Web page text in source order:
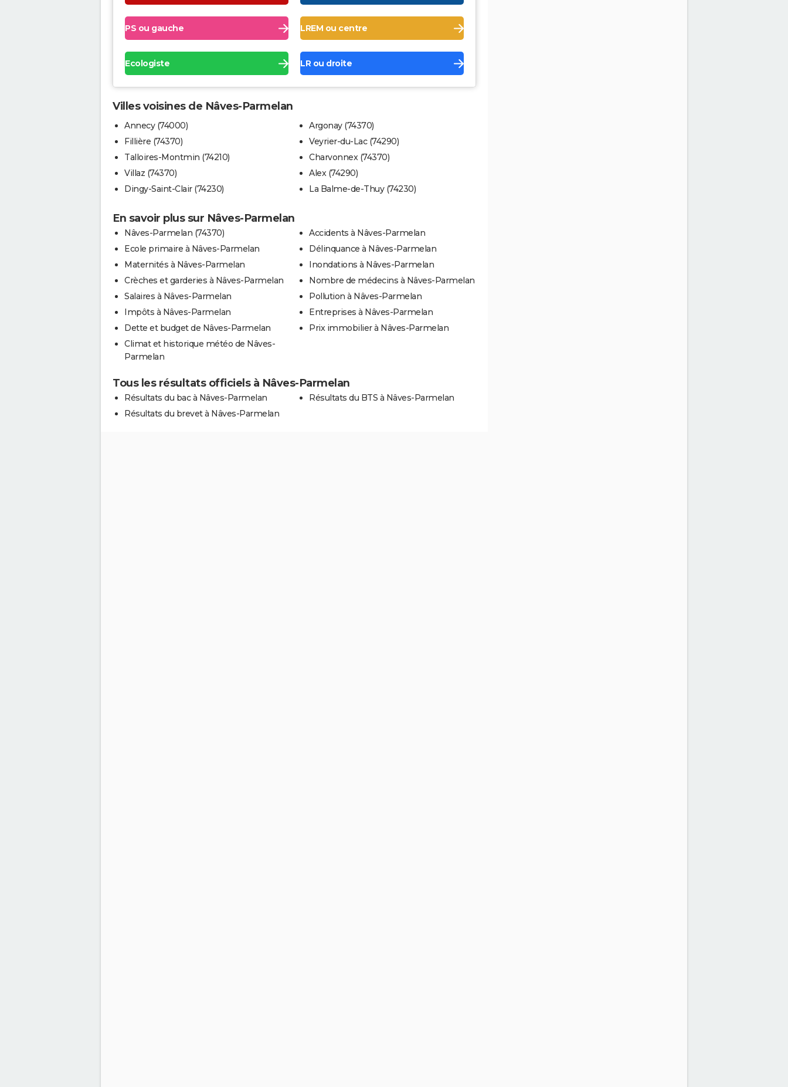
PS ou gauche LREM ou centre
Ecologiste LR ou droite
Villes voisines de Nâves-Parmelan
Annecy (74000)
Fillière (74370)
Talloires-Montmin (74210)
Villaz (74370)
Dingy-Saint-Clair (74230)
Argonay (74370)
Veyrier-du-Lac (74290)
Charvonnex (74370)
Alex (74290)
La Balme-de-Thuy (74230)
En savoir plus sur Nâves-Parmelan
Nâves-Parmelan (74370)
Ecole primaire à Nâves-Parmelan
Maternités à Nâves-Parmelan
Crèches et garderies à Nâves-Parmelan
Salaires à Nâves-Parmelan
Impôts à Nâves-Parmelan
Dette et budget de Nâves-Parmelan
Climat et historique météo de Nâves-
Parmelan
Accidents à Nâves-Parmelan
Délinquance à Nâves-Parmelan
Inondations à Nâves-Parmelan
Nombre de médecins à Nâves-Parmelan
Pollution à Nâves-Parmelan
Entreprises à Nâves-Parmelan
Prix immobilier à Nâves-Parmelan
Tous les résultats officiels à Nâves-Parmelan
Résultats du bac à Nâves-Parmelan
Résultats du brevet à Nâves-Parmelan
Résultats du BTS à Nâves-Parmelan